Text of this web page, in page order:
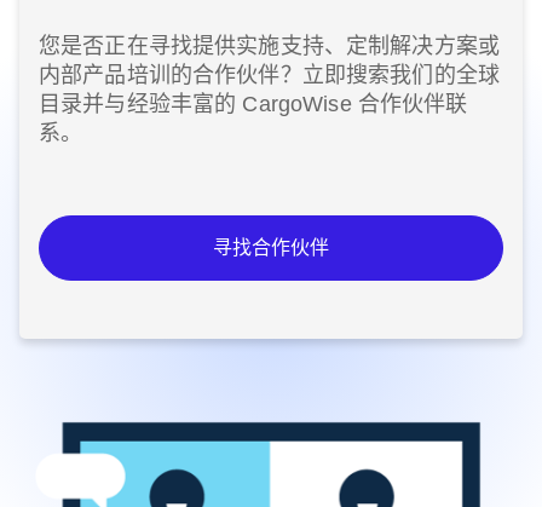
您是否正在寻找提供实施支持、定制解决方案或
内部产品培训的合作伙伴？立即搜索我们的全球
目录并与经验丰富的 CargoWise 合作伙伴联
系。
寻找合作伙伴